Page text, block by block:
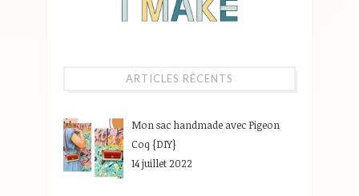
ARTICLES RÉCENTS
Mon sac handmade avec Pigeon
Coq {DIY}
14 juillet 2022